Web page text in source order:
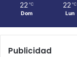
22 ℃
Dom
22 ℃
Lun
Publicidad